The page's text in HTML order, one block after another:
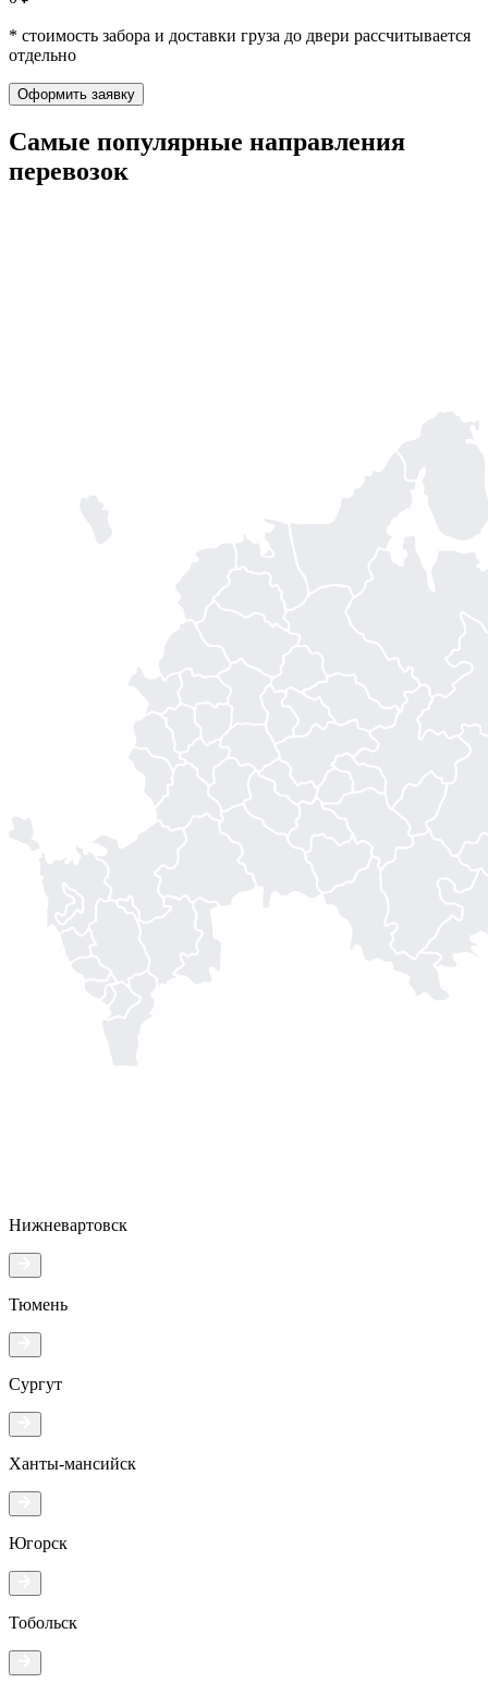
* стоимость забора и доставки груза до двери рассчитывается
отдельно
Оформить заявку
Самые популярные направления
перевозок
Нижневартовск
Тюмень
Сургут
Ханты-мансийск
Югорск
Тобольск